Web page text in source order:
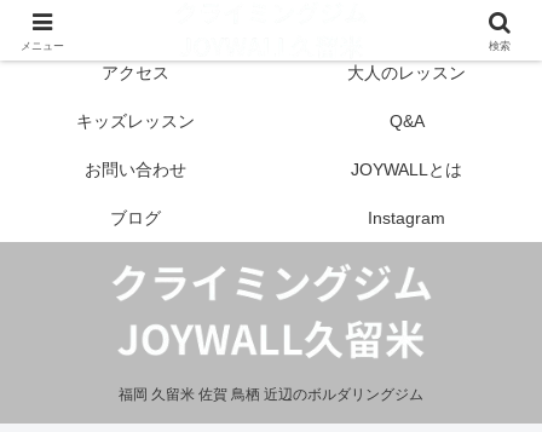
福岡 久留米 佐賀 鳥栖 近辺のボルダリングジム
アクセス 大人のレッスン
キッズレッスン Q&A
お問い合わせ JOYWALLとは
ブログ Instagram
メニュー 検索